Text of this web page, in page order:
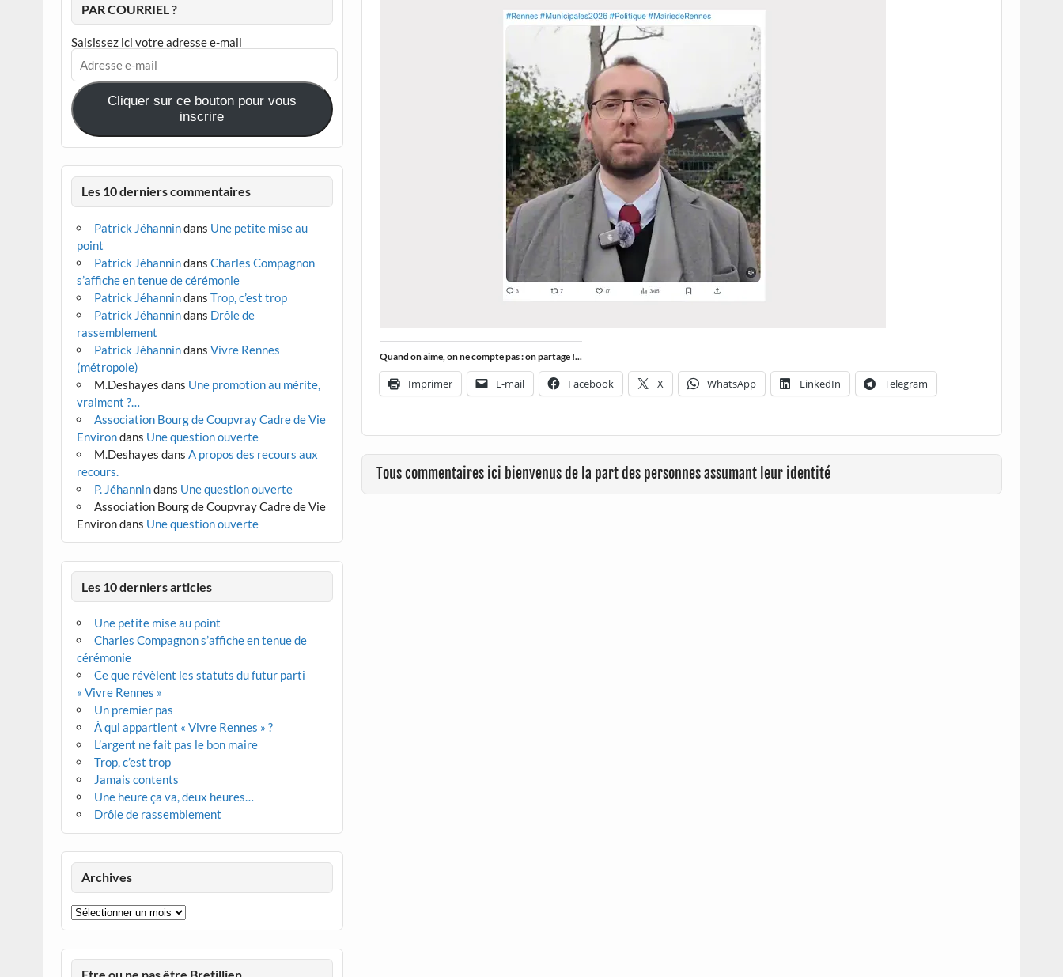
Quand on aime, on ne compte pas : on partage !...
Imprimer E-mail Facebook X WhatsApp LinkedIn Telegram
Tous commentaires ici bienvenus de la part des personnes assumant leur identité
PAR COURRIEL ?
Saisissez ici votre adresse e-mail
Adresse
e-
mail
Cliquer sur ce bouton pour vous
inscrire
Les 10 derniers commentaires
Patrick Jéhannindans Une petite mise au
point
Patrick Jéhannindans Charles Compagnon
s’affiche en tenue de cérémonie
Patrick Jéhannindans Trop, c’est trop
Patrick Jéhannindans Drôle de
rassemblement
Patrick Jéhannindans Vivre Rennes
(métropole)
M.Deshayes dans Une promotion au mérite,
vraiment ?…
Association Bourg de Coupvray Cadre de Vie
Environdans Une question ouverte
M.Deshayes dans A propos des recours aux
recours.
P. Jéhannindans Une question ouverte
Association Bourg de Coupvray Cadre de Vie
Environdans Une question ouverte
Les 10 derniers articles
Une petite mise au point
Charles Compagnon s’affiche en tenue de
cérémonie
Ce que révèlent les statuts du futur parti
« Vivre Rennes »
Un premier pas
À qui appartient « Vivre Rennes » ?
L’argent ne fait pas le bon maire
Trop, c’est trop
Jamais contents
Une heure ça va, deux heures…
Drôle de rassemblement
Archives
Archives
Etre ou ne pas être Bretillien